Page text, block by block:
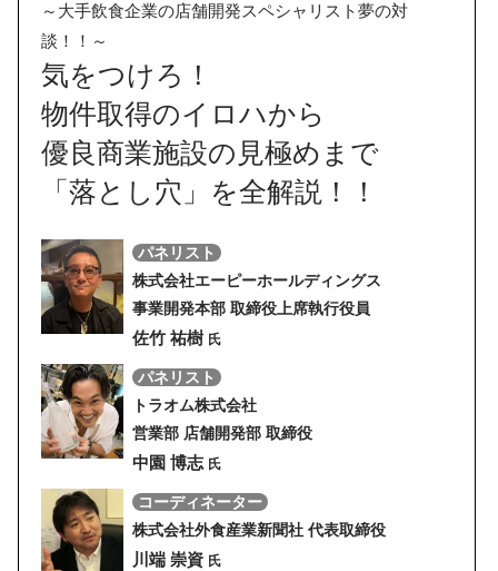
～大手飲食企業の店舗開発スペシャリスト夢の対
談！！～
気をつけろ！
物件取得のイロハから
優良商業施設の見極めまで
「落とし穴」を全解説！！
パネリスト
株式会社エーピーホールディングス
事業開発本部 取締役上席執行役員
佐竹 祐樹 氏
パネリスト
トラオム株式会社
営業部 店舗開発部 取締役
中園 博志 氏
コーディネーター
株式会社外食産業新聞社 代表取締役
川端 崇資 氏